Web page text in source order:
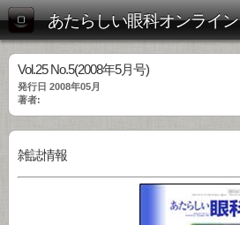
あたらしい眼科オンライ
Vol.25 No.5(2008年5月号)
発行日 2008年05月
著者:
雑誌情報